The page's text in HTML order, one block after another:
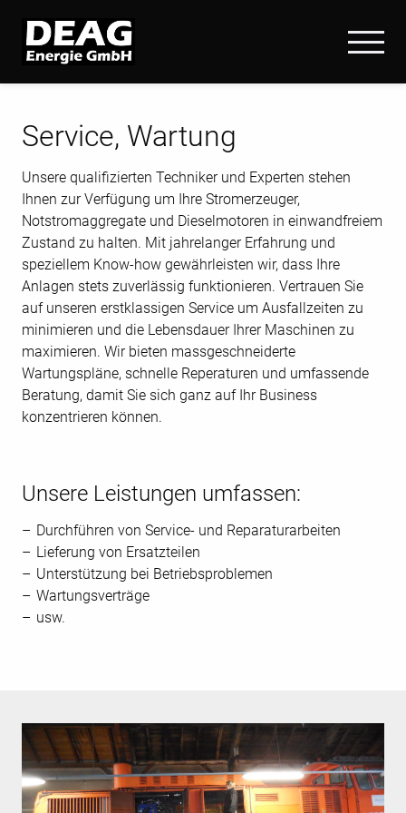
Service, Wartung
Unsere qualifizierten Techniker und Experten stehen
Ihnen zur Verfügung um Ihre Stromerzeuger,
Notstromaggregate und Dieselmotoren in einwandfreiem
Zustand zu halten. Mit jahrelanger Erfahrung und
speziellem Know-how gewährleisten wir, dass Ihre
Anlagen stets zuverlässig funktionieren. Vertrauen Sie
auf unseren erstklassigen Service um Ausfallzeiten zu
minimieren und die Lebensdauer Ihrer Maschinen zu
maximieren. Wir bieten massgeschneiderte
Wartungspläne, schnelle Reperaturen und umfassende
Beratung, damit Sie sich ganz auf Ihr Business
konzentrieren können.
Unsere Leistungen umfassen:
Durchführen von Service- und Reparaturarbeiten
Lieferung von Ersatzteilen
Unterstützung bei Betriebsproblemen
Wartungsverträge
usw.